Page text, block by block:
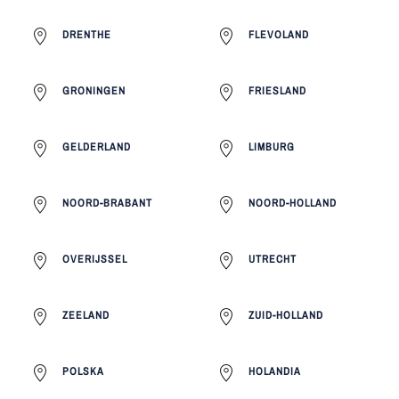
DRENTHE FLEVOLAND
GRONINGEN FRIESLAND
GELDERLAND LIMBURG
NOORD-BRABANT NOORD-HOLLAND
OVERIJSSEL UTRECHT
ZEELAND ZUID-HOLLAND
POLSKA HOLANDIA